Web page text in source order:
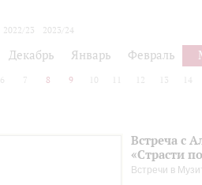
2022/23
2023/24
Декабрь Январь Февраль
6 7 8 9 10 12 13 14
Встреча с
«Страсти
Встречи в